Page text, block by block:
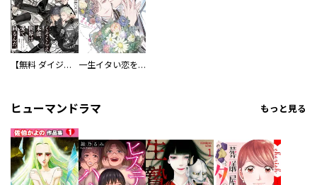
【無料 ダイジェスト版】BEAST OF BLOOD 一生イタい恋をしたいよ
ヒューマンドラマ もっと見る